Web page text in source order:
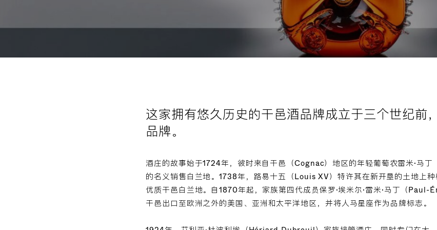
这家拥有悠久历史的干邑酒品牌成立于三个世纪前
品牌。
酒庄的故事始于1724年，彼时来自干邑（Cognac）地区的年轻葡萄农雷米·马
的名义销售白兰地。1738年，路易十五（Louis XV）特许其在新开垦的土地上
优质干邑白兰地。自1870年起，家族第四代成员保罗·埃米尔·雷米·马丁（
干邑出口至欧洲之外的美国、亚洲和太平洋地区，并将人马星座作为品牌标志。